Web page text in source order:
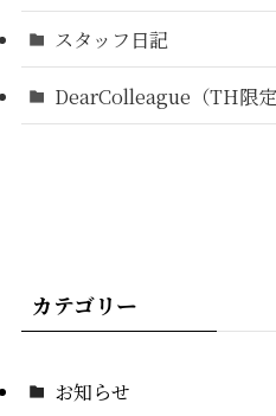
スタッフ日記
DearColleague（TH限定
カテゴリー
お知らせ